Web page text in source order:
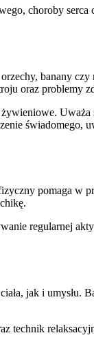
choroby
banany
oraz problemy
świadomego,
pomaga w
regularnej
jak i umysłu.